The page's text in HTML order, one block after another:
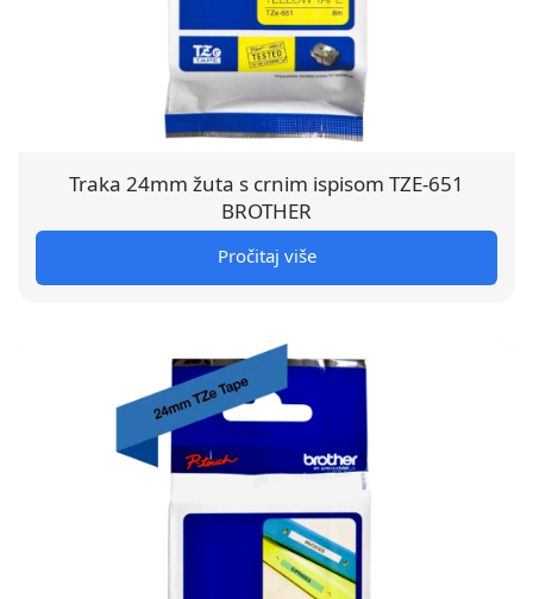
Traka 24mm žuta s crnim ispisom TZE-651
BROTHER
Pročitaj više